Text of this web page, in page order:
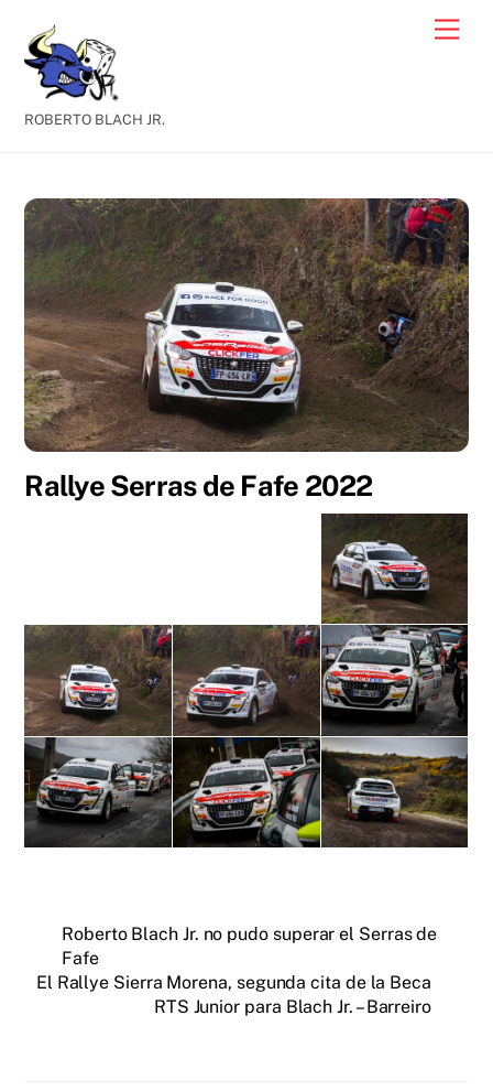
content
ROBERTO BLACH JR.
Rallye Serras de Fafe 2022
Roberto Blach Jr. no pudo superar el Serras de
Fafe
El Rallye Sierra Morena, segunda cita de la Beca
RTS Junior para Blach Jr. – Barreiro